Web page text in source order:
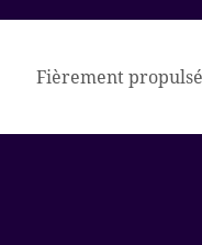
Fièrement